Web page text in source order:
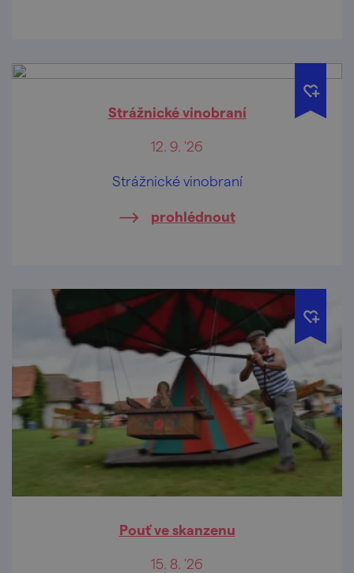
Strážnické vinobraní
12. 9. '26
Strážnické vinobraní
prohlédnout
Pouť ve skanzenu
15. 8. '26